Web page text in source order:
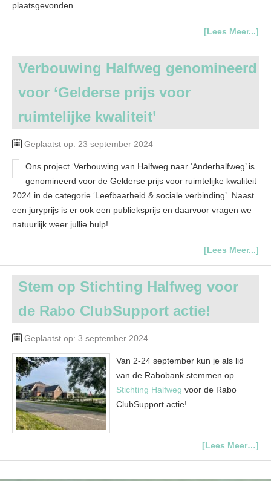
plaatsgevonden.
[Lees Meer...]
Verbouwing Halfweg genomineerd
voor ‘Gelderse prijs voor
ruimtelijke kwaliteit’
Geplaatst op: 23 september 2024
Ons project ‘Verbouwing van Halfweg naar ‘Anderhalfweg’ is
genomineerd voor de Gelderse prijs voor ruimtelijke kwaliteit
2024 in de categorie ‘Leefbaarheid & sociale verbinding’. Naast
een juryprijs is er ook een publieksprijs en daarvoor vragen we
natuurlijk weer jullie hulp!
[Lees Meer...]
Stem op Stichting Halfweg voor
de Rabo ClubSupport actie!
Geplaatst op: 3 september 2024
Van 2-24 september kun je als lid
van de Rabobank stemmen op
Stichting Halfweg voor de Rabo
ClubSupport actie!
[Lees Meer…]